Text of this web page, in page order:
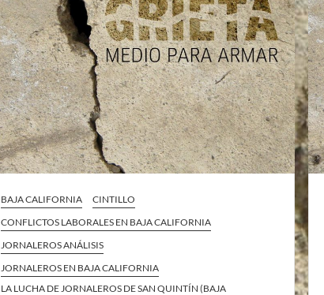
BAJA CALIFORNIA
CINTILLO
CONFLICTOS LABORALES EN BAJA CALIFORNIA
JORNALEROS ANÁLISIS
JORNALEROS EN BAJA CALIFORNIA
LA LUCHA DE JORNALEROS DE SAN QUINTÍN (BAJA